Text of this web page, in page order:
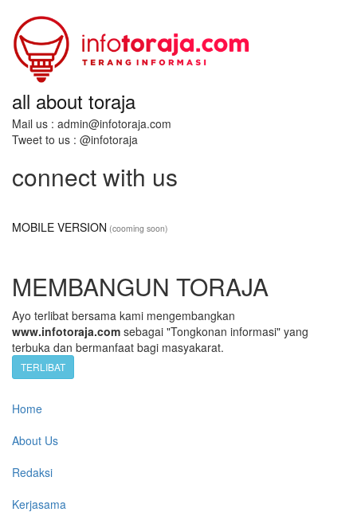
all about toraja
Mail us : admin@infotoraja.com
Tweet to us : @infotoraja
connect with us
MOBILE VERSION (cooming soon)
MEMBANGUN TORAJA
Ayo terlibat bersama kami mengembangkan
www.infotoraja.com sebagai "Tongkonan informasi" yang
terbuka dan bermanfaat bagi masyakarat.
TERLIBAT
Home
About Us
Redaksi
Kerjasama